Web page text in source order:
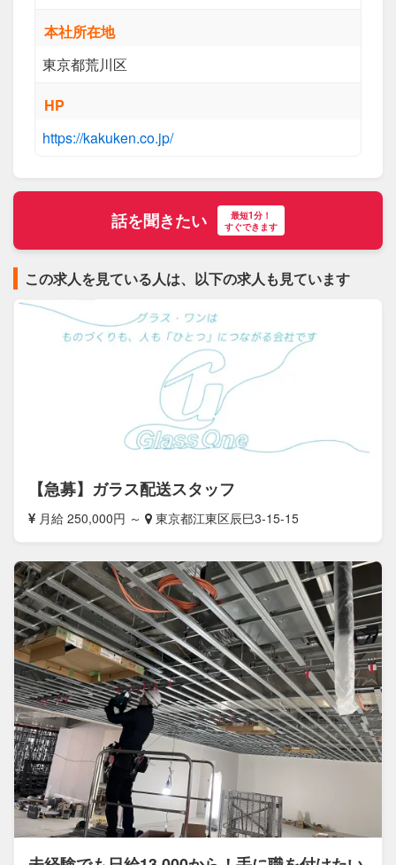
本社所在地
東京都荒川区
HP
https://kakuken.co.jp/
話を聞きたい
最短1分！
すぐできます
この求人を見ている人は、以下の求人も見ています
【急募】ガラス配送スタッフ
月給 250,000円 ～ 東京都江東区辰巳3-15-15